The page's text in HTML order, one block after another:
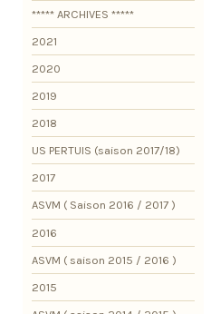
***** ARCHIVES *****
2021
2020
2019
2018
US PERTUIS (saison 2017/18)
2017
ASVM ( Saison 2016 / 2017 )
2016
ASVM ( saison 2015 / 2016 )
2015